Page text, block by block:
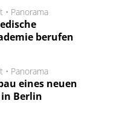
• Panorama
berufen
• Panorama
eines neuen
Berlin